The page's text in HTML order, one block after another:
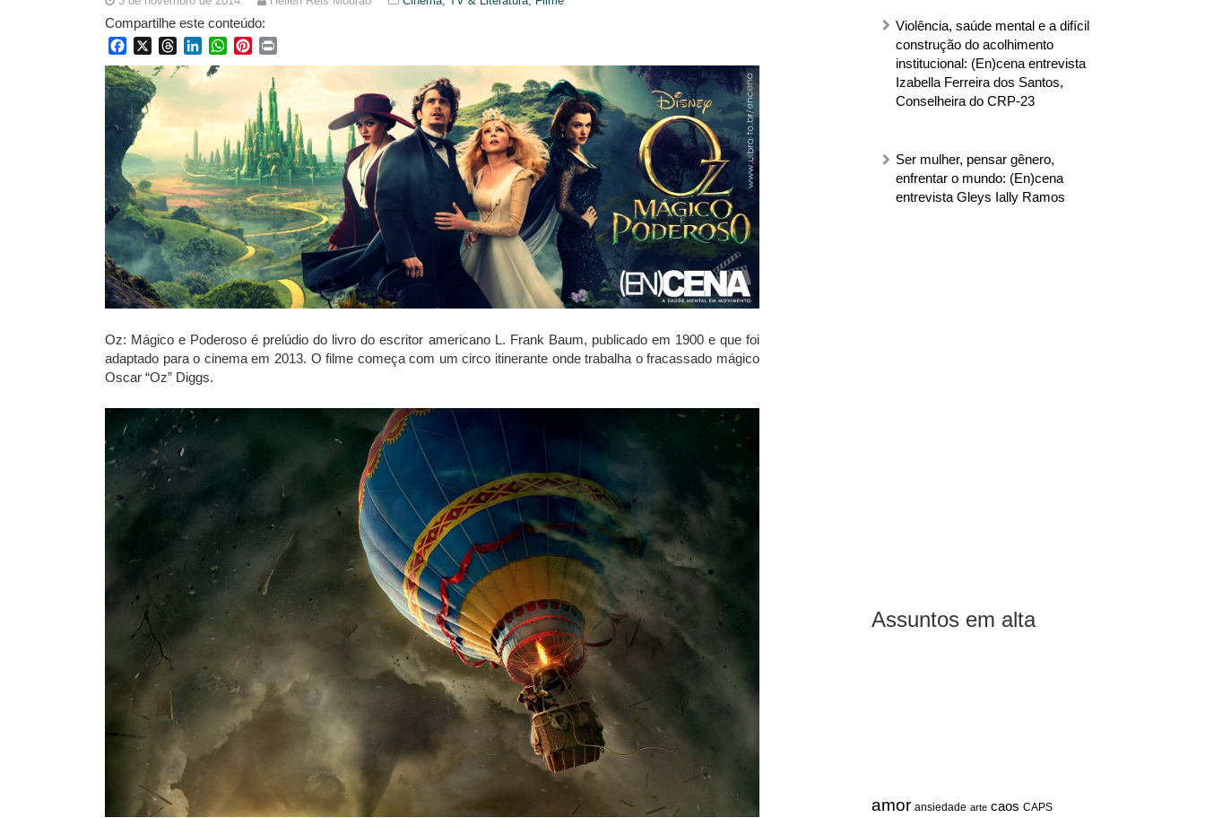
Violência, saúde mental e a difícil
construção do acolhimento
institucional: (En)cena entrevista
Izabella Ferreira dos Santos,
Conselheira do CRP-23
Ser mulher, pensar gênero,
enfrentar o mundo: (En)cena
entrevista Gleys Ially Ramos
Assuntos em alta
amor ansiedade arte caos CAPS
Compartilhe este conteúdo:
FacebookThreadsLinkedInWhatsApp
Pinterest
Oz: Mágico e Poderoso é prelúdio do livro do escritor americano L. Frank Baum, publicado em 1900 e que foi
adaptado para o cinema em 2013. O filme começa com um circo itinerante onde trabalha o fracassado mágico
Oscar “Oz” Diggs.